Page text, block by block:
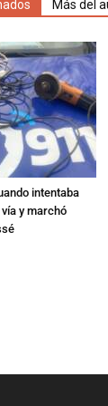
Más del
intentaba
y marchó